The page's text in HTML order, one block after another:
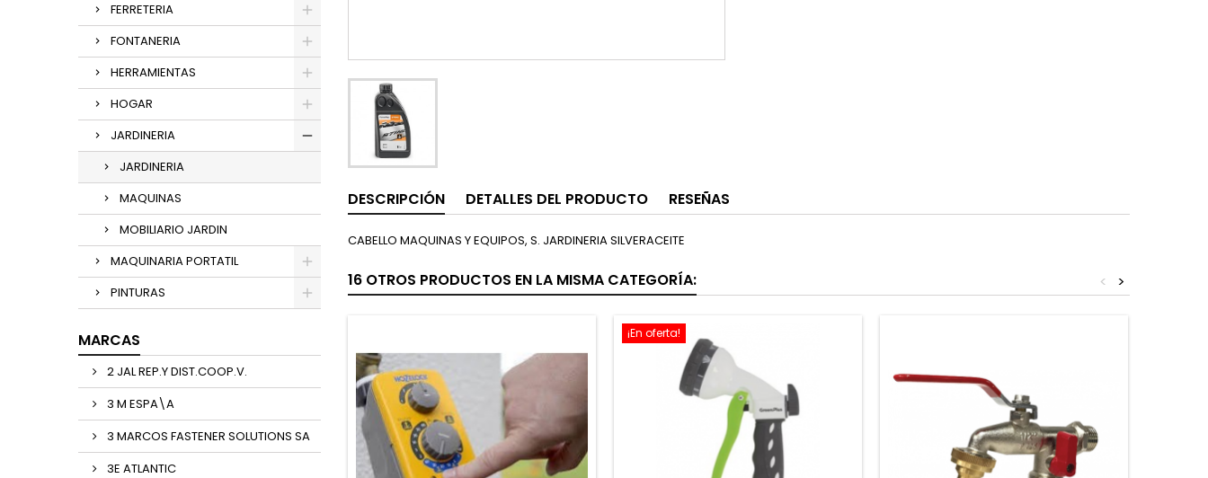
FERRETERIA
FONTANERIA
HERRAMIENTAS
HOGAR
JARDINERIA
JARDINERIA
MAQUINAS
MOBILIARIO JARDIN
MAQUINARIA PORTATIL
PINTURAS
MARCAS
2 JAL REP.Y DIST.COOP.V.
3 M ESPA\A
3 MARCOS FASTENER SOLUTIONS SA
3E ATLANTIC
DESCRIPCIÓN DETALLES DEL PRODUCTO RESEÑAS
CABELLO MAQUINAS Y EQUIPOS, S. JARDINERIA SILVERACEITE
16 OTROS PRODUCTOS EN LA MISMA CATEGORÍA: >
<
¡En oferta!